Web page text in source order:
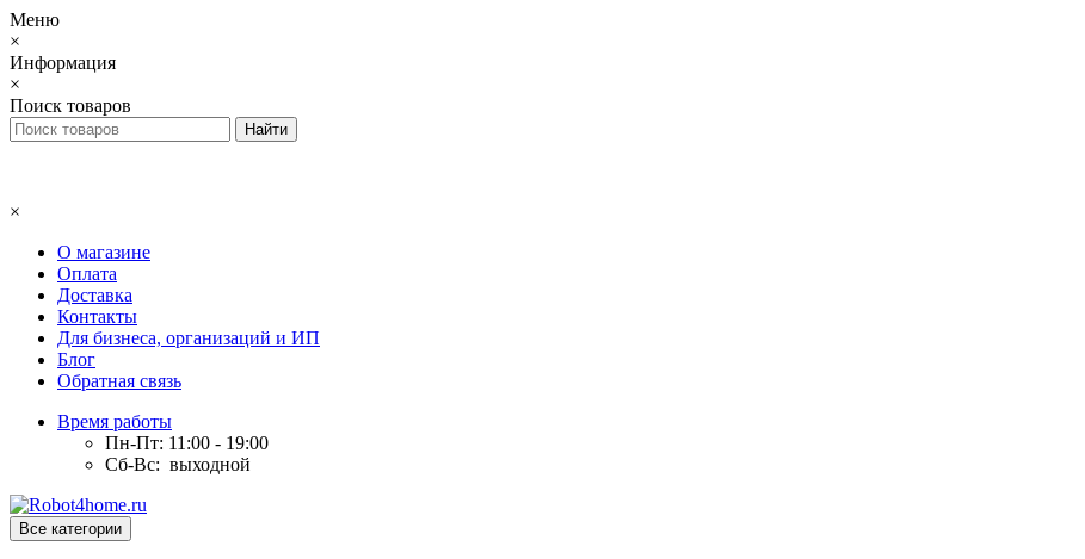
Меню
×
Информация
×
Поиск товаров
×
О магазине
Оплата
Доставка
Контакты
Для бизнеса, организаций и ИП
Блог
Обратная связь
Время работы
Пн-Пт: 11:00 - 19:00
Сб-Вс: выходной
Все категории